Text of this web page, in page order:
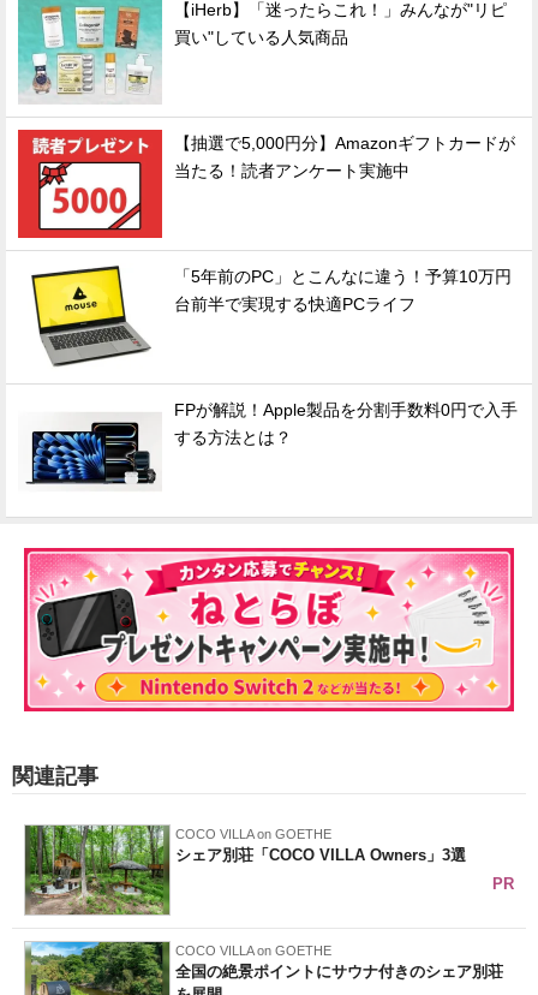
【iHerb】「迷ったらこれ！」みんなが"リピ
買い"している人気商品
【抽選で5,000円分】Amazonギフトカードが
当たる！読者アンケート実施中
「5年前のPC」とこんなに違う！予算10万円
台前半で実現する快適PCライフ
FPが解説！Apple製品を分割手数料0円で入手
する方法とは？
関連記事
COCO VILLA on GOETHE
シェア別荘「COCO VILLA Owners」3選
PR
COCO VILLA on GOETHE
全国の絶景ポイントにサウナ付きのシェア別荘